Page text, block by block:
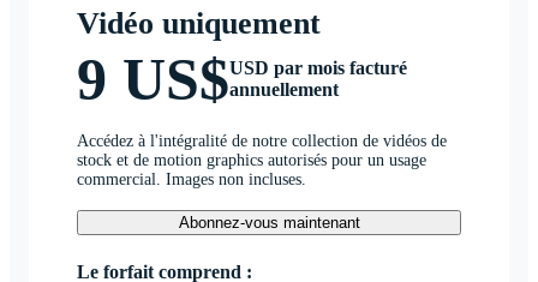
Vidéo uniquement
9 US$USD par mois facturé
annuellement
Accédez à l'intégralité de notre collection de vidéos de
stock et de motion graphics autorisés pour un usage
commercial. Images non incluses.
Abonnez-vous maintenant
Le forfait comprend :